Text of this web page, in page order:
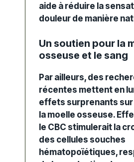
aide à réduire la
douleur de manière
Un soutien pour la
osseuse et le sang
Par ailleurs, des
récentes mettent en
effets surprenants sur
la moelle osseuse.
le CBC stimulerait la
des cellules souches
hématopoïétiques,